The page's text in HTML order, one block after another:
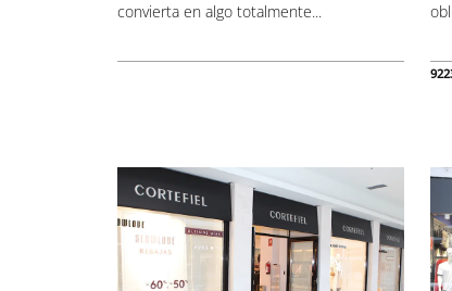
convierta en algo totalmente...